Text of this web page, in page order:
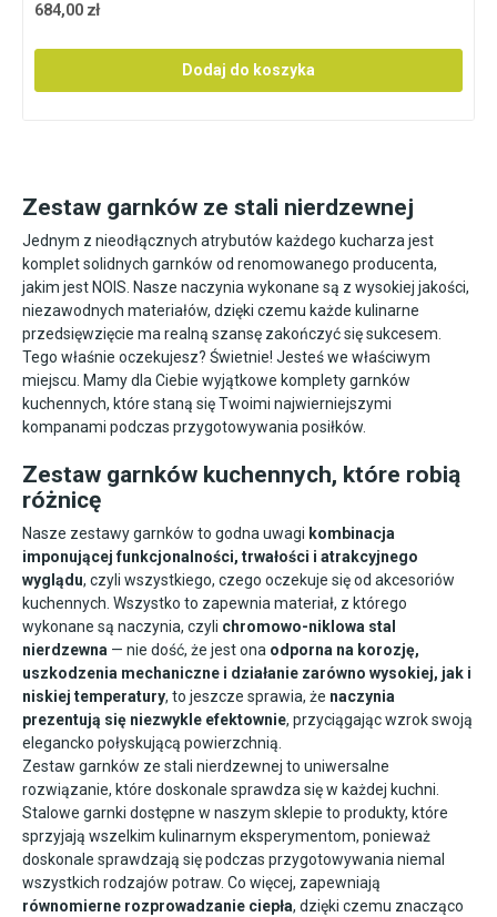
684,00 zł
Dodaj do koszyka
Zestaw garnków ze stali nierdzewnej
Jednym z nieodłącznych atrybutów każdego kucharza jest
komplet solidnych garnków od renomowanego producenta,
jakim jest NOIS. Nasze naczynia wykonane są z wysokiej jakości,
niezawodnych materiałów, dzięki czemu każde kulinarne
przedsięwzięcie ma realną szansę zakończyć się sukcesem.
Tego właśnie oczekujesz? Świetnie! Jesteś we właściwym
miejscu. Mamy dla Ciebie wyjątkowe komplety garnków
kuchennych, które staną się Twoimi najwierniejszymi
kompanami podczas przygotowywania posiłków.
Zestaw garnków kuchennych, które robią
różnicę
Nasze zestawy garnków to godna uwagi kombinacja
imponującej funkcjonalności, trwałości i atrakcyjnego
wyglądu, czyli wszystkiego, czego oczekuje się od akcesoriów
kuchennych . Wszystko to zapewnia materiał, z którego
wykonane są naczynia, czyli chromowo-niklowa stal
nierdzewna — nie dość, że jest ona odporna na korozję,
uszkodzenia mechaniczne i działanie zarówno wysokiej, jak i
niskiej temperatury, to jeszcze sprawia, że naczynia
prezentują się niezwykle efektownie, przyciągając wzrok swoją
elegancko połyskującą powierzchnią.
Zestaw garnków ze stali nierdzewnej to uniwersalne
rozwiązanie, które doskonale sprawdza się w każdej kuchni.
Stalowe garnki dostępne w naszym sklepie to produkty, które
sprzyjają wszelkim kulinarnym eksperymentom, ponieważ
doskonale sprawdzają się podczas przygotowywania niemal
wszystkich rodzajów potraw. Co więcej, zapewniają
równomierne rozprowadzanie ciepła, dzięki czemu znacząco